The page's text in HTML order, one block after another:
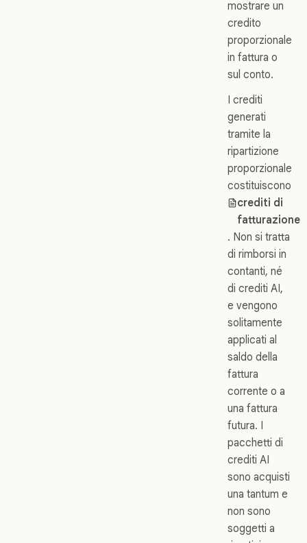
mostrare un
credito
proporzionale
in fattura o
sul conto.
I crediti
generati
tramite la
ripartizione
proporzionale
costituiscono
crediti di
fatturazione
. Non si tratta
di rimborsi in
contanti, né
di crediti AI,
e vengono
solitamente
applicati al
saldo della
fattura
corrente o a
una fattura
futura. I
pacchetti di
crediti AI
sono acquisti
una tantum e
non sono
soggetti a